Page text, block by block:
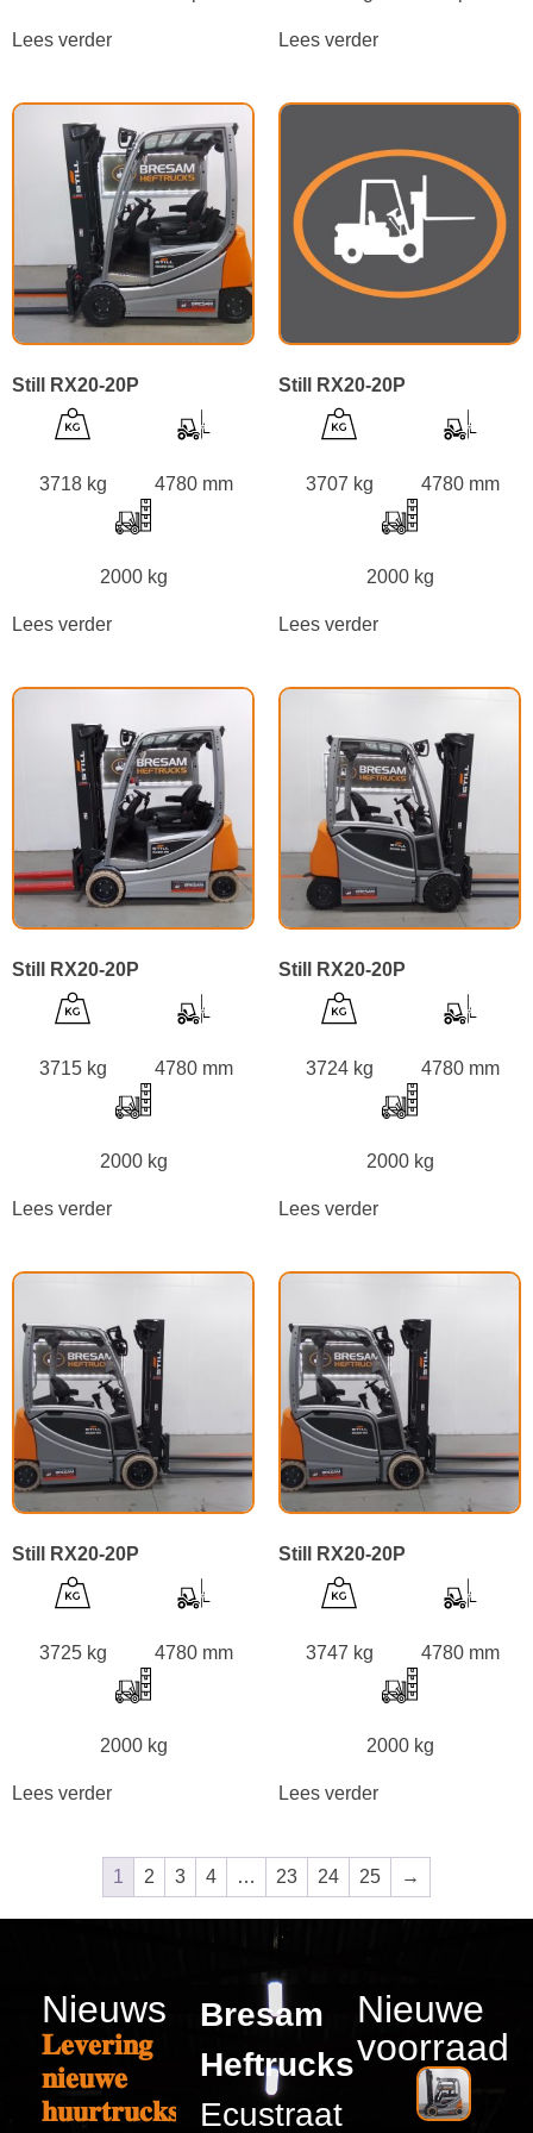
Lees verder Lees verder
Still RX20-20P
3718 kg 4780 mm
2000 kg
Lees verder
Still RX20-20P
3707 kg 4780 mm
2000 kg
Lees verder
Still RX20-20P
3715 kg 4780 mm
2000 kg
Lees verder
Still RX20-20P
3724 kg 4780 mm
2000 kg
Lees verder
Still RX20-20P
3725 kg 4780 mm
2000 kg
Lees verder
Still RX20-20P
3747 kg 4780 mm
2000 kg
Lees verder
1 2 3 4 … 23 24 25 →
Nieuws
𝐋𝐞𝐯𝐞𝐫𝐢𝐧𝐠
𝐧𝐢𝐞𝐮𝐰𝐞
𝐡𝐮𝐮𝐫𝐭𝐫𝐮𝐜𝐤𝐬
Bresam
Heftrucks
Ecustraat
Nieuwe
voorraad